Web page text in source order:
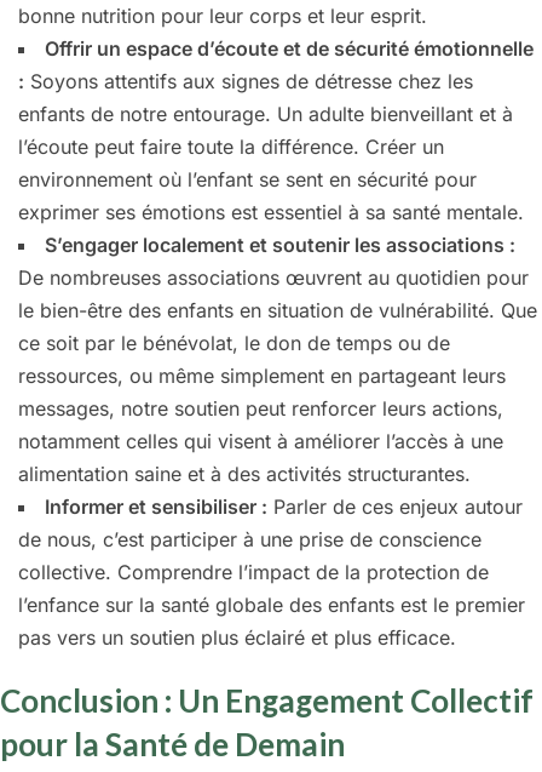
bonne nutrition pour leur corps et leur esprit.
Offrir un espace d’écoute et de sécurité émotionnelle
: Soyons attentifs aux signes de détresse chez les
enfants de notre entourage. Un adulte bienveillant et à
l’écoute peut faire toute la différence. Créer un
environnement où l’enfant se sent en sécurité pour
exprimer ses émotions est essentiel à sa santé mentale.
S’engager localement et soutenir les associations :
De nombreuses associations œuvrent au quotidien pour
le bien-être des enfants en situation de vulnérabilité. Que
ce soit par le bénévolat, le don de temps ou de
ressources, ou même simplement en partageant leurs
messages, notre soutien peut renforcer leurs actions,
notamment celles qui visent à améliorer l’accès à une
alimentation saine et à des activités structurantes.
Informer et sensibiliser : Parler de ces enjeux autour
de nous, c’est participer à une prise de conscience
collective. Comprendre l’impact de la protection de
l’enfance sur la santé globale des enfants est le premier
pas vers un soutien plus éclairé et plus efficace.
Conclusion : Un Engagement Collectif
pour la Santé de Demain